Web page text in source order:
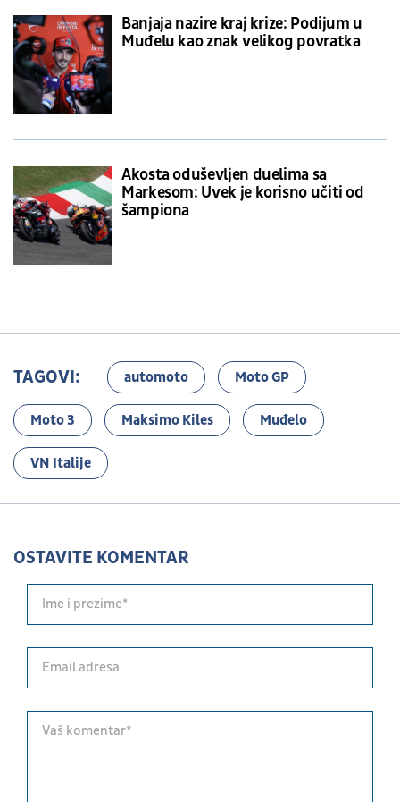
Banjaja nazire kraj krize: Podijum u
Muđelu kao znak velikog povratka
Akosta oduševljen duelima sa
Markesom: Uvek je korisno učiti od
šampiona
TAGOVI: automoto Moto GP
Moto 3 Maksimo Kiles Muđelo
VN Italije
OSTAVITE KOMENTAR